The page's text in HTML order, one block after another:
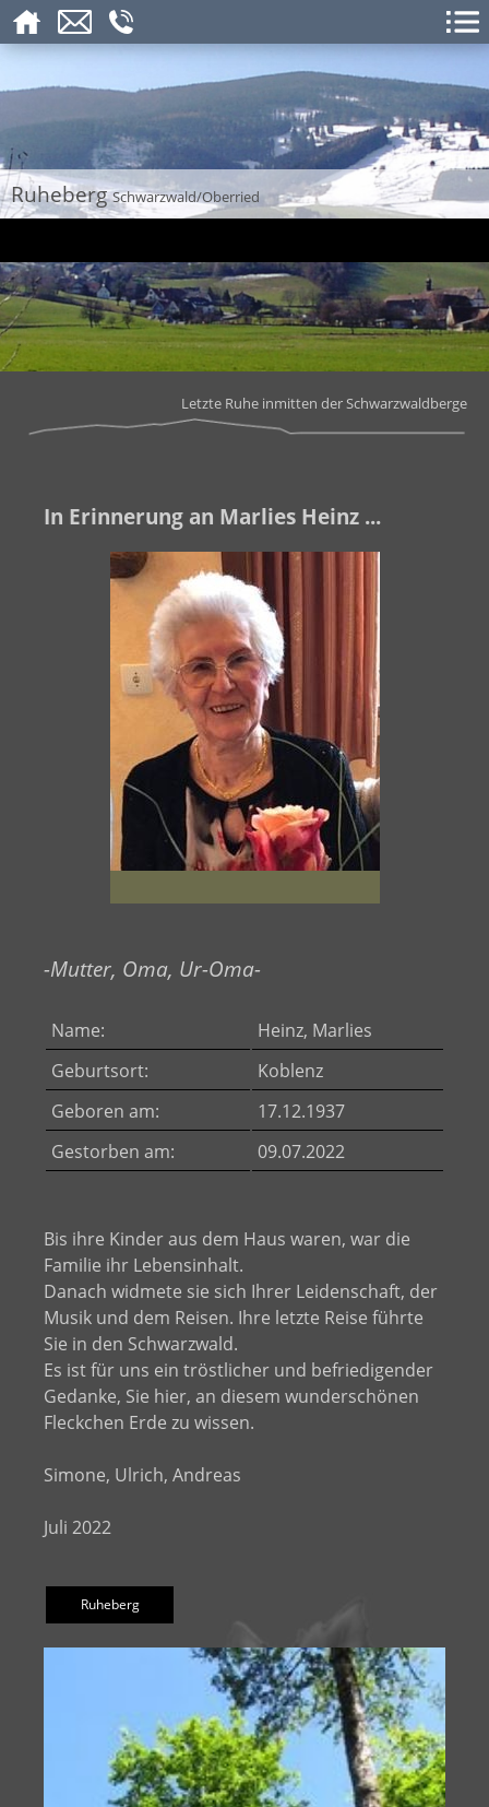
RuhebergSchwarzwald/Oberried
Letzte Ruhe inmitten der Schwarzwaldberge
In Erinnerung an Marlies Heinz ...
-Mutter, Oma, Ur-Oma-
Name:
Heinz, Marlies
Geburtsort:
Koblenz
Geboren am:
17.12.1937
Gestorben am:
09.07.2022
Bis ihre Kinder aus dem Haus waren, war die
Familie ihr Lebensinhalt.
Danach widmete sie sich Ihrer Leidenschaft, der
Musik und dem Reisen. Ihre letzte Reise führte
Sie in den Schwarzwald.
Es ist für uns ein tröstlicher und befriedigender
Gedanke, Sie hier, an diesem wunderschönen
Fleckchen Erde zu wissen.
Simone, Ulrich, Andreas
Juli 2022
Ruheberg